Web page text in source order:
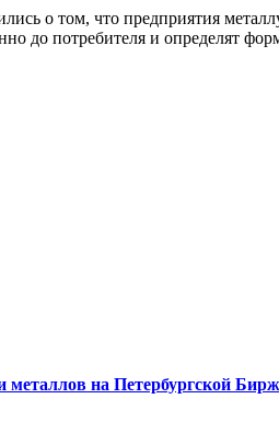
о том, что предприятия
до потребителя и определят
металлов на Петербургской